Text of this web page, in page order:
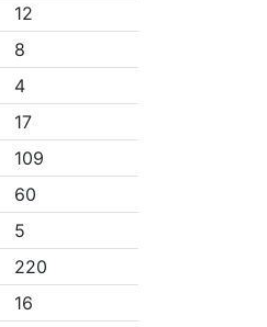
12
8
4
17
109
60
5
220
16